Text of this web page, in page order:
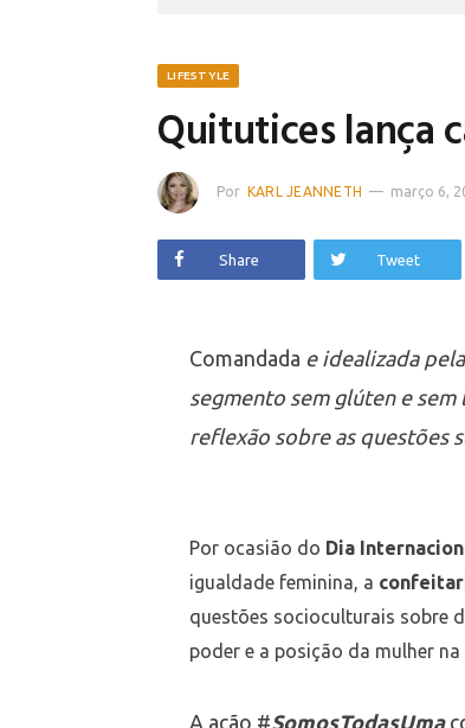
LIFESTYLE
Quitutices lança
Por KARL JEANNETH março 6,
Share Tweet
Comandada e idealizada
segmento sem glúten e
reflexão sobre as questões
Por ocasião do Dia
igualdade feminina, a
questões socioculturais sobre
poder e a posição da mulher na
A ação #SomosTodasUma